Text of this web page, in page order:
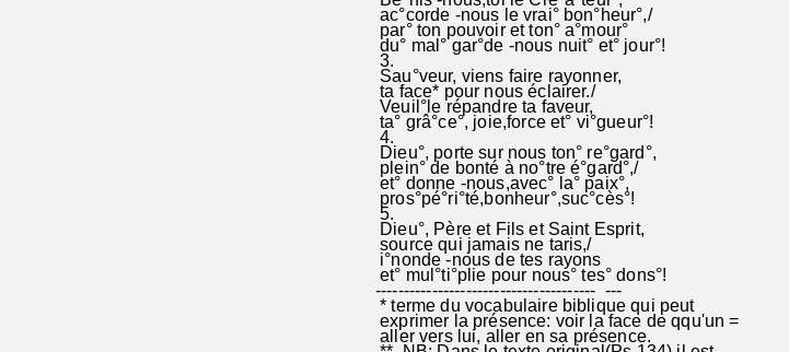
ac°corde -nous le vrai° bon°heur°,/
par° ton pouvoir et ton° a°mour°
du° mal° gar°de -nous nuit° et° jour°!
3.
Sau°veur, viens faire rayonner,
ta face* pour nous éclairer./
Veuil°le répandre ta faveur,
ta° grâ°ce°, joie,force et° vi°gueur°!
4.
Dieu°, porte sur nous ton° re°gard°,
plein° de bonté à no°tre é°gard°,/
et° donne -nous,avec° la° paix°,
pros°pé°ri°té,bonheur°,suc°cès°!
5.
Dieu°, Père et Fils et Saint Esprit,
source qui jamais ne taris,/
i°nonde -nous de tes rayons
et° mul°ti°plie pour nous° tes° dons°!
--------------------------------------- ---
* terme du vocabulaire biblique qui peut
exprimer la présence: voir la face de qqu'un =
aller vers lui, aller en sa présence.